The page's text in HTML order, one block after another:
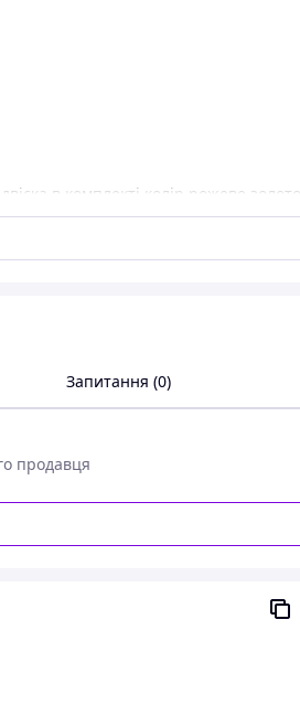
в комплекті колір рожеве золото
Запитання (0)
продавця